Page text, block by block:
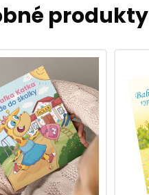
produkty